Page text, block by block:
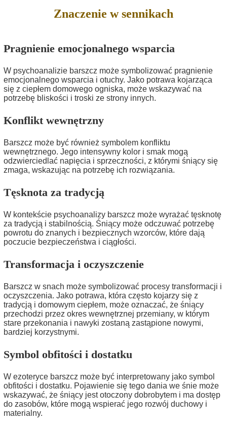
Znaczenie w sennikach
Pragnienie emocjonalnego wsparcia
W psychoanalizie barszcz może symbolizować pragnienie
emocjonalnego wsparcia i otuchy. Jako potrawa kojarząca
się z ciepłem domowego ogniska, może wskazywać na
potrzebę bliskości i troski ze strony innych.
Konflikt wewnętrzny
Barszcz może być również symbolem konfliktu
wewnętrznego. Jego intensywny kolor i smak mogą
odzwierciedlać napięcia i sprzeczności, z którymi śniący się
zmaga, wskazując na potrzebę ich rozwiązania.
Tęsknota za tradycją
W kontekście psychoanalizy barszcz może wyrażać tęsknotę
za tradycją i stabilnością. Śniący może odczuwać potrzebę
powrotu do znanych i bezpiecznych wzorców, które dają
poczucie bezpieczeństwa i ciągłości.
Transformacja i oczyszczenie
Barszcz w snach może symbolizować procesy transformacji i
oczyszczenia. Jako potrawa, która często kojarzy się z
tradycją i domowym ciepłem, może oznaczać, że śniący
przechodzi przez okres wewnętrznej przemiany, w którym
stare przekonania i nawyki zostaną zastąpione nowymi,
bardziej korzystnymi.
Symbol obfitości i dostatku
W ezoteryce barszcz może być interpretowany jako symbol
obfitości i dostatku. Pojawienie się tego dania we śnie może
wskazywać, że śniący jest otoczony dobrobytem i ma dostęp
do zasobów, które mogą wspierać jego rozwój duchowy i
materialny.